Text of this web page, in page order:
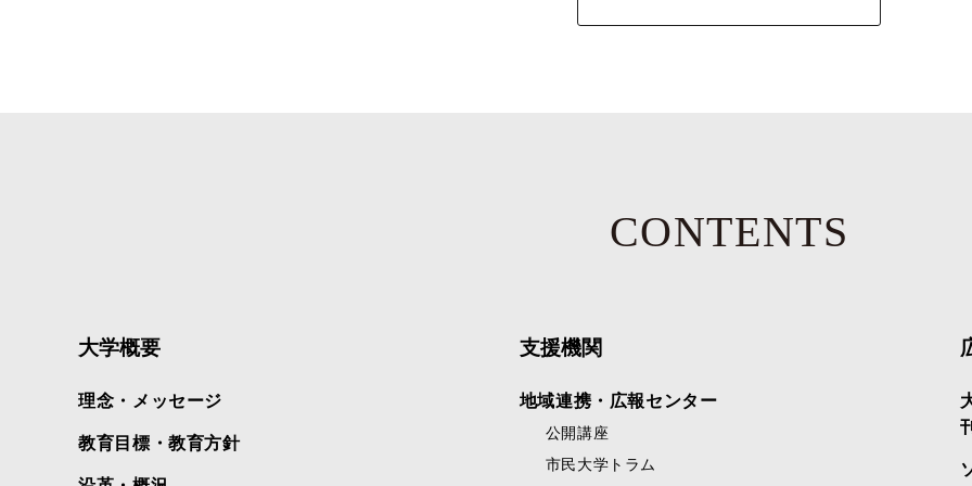
CONTENTS
大学概要
理念・メッセージ
教育目標・教育方針
支援機関
地域連携・広報センター
公開講座
市民大学トラム